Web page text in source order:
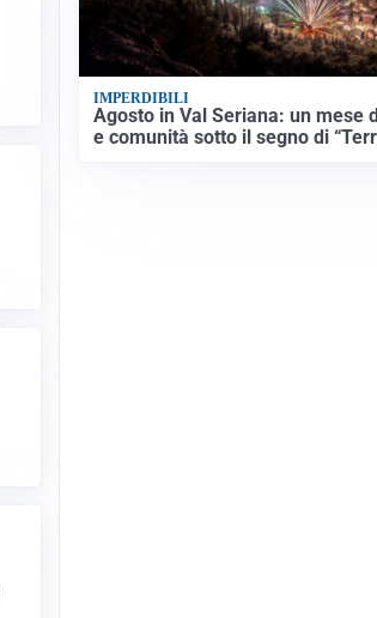
IMPERDIBILI
Agosto in Val Seriana: un mese
e comunità sotto il segno di